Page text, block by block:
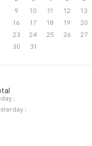
9
10 11 12 13
16
17 18 19 20
23
24 25 26 27
30
31
:
: